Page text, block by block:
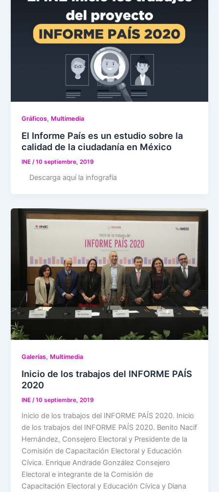
Gráficos, Multimedia
El Informe País es un estudio sobre la
calidad de la ciudadanía en México
INE /10 septiembre, 2019
Descarga aquí la infografía
Galerías, Multimedia
Inicio de los trabajos del INFORME PAÍS
2020
INE /10 septiembre, 2019
Inicio de los trabajos del INFORME PAÍS 2020. Inicio
de los trabajos del INFORME PAÍS 2020. Benito Nacif
Hernández, Consejero Electoral y Presidente de la
Comisión de Capacitación Electoral y Educación
Cívica. Enrique Andrade González Consejero
Electoral e integrante de la Comisión de
Capacitación Electoral y Educación Cívica y Diana